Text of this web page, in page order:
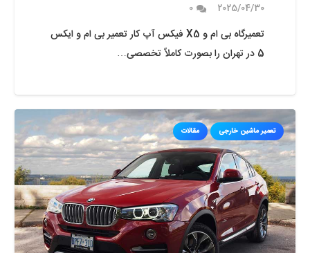
2025/04/30
0
تعمیرگاه بی ام و X5 فیکس آپ کار تعمیر بی ام و ایکس
5 در تهران را بصورت کاملاً تخصصی…
تعمیر ماشین خارجی مقالات